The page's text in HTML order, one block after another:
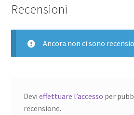
Recensioni
Ancora non ci sono
Devi effettuare l’accesso per
recensione.